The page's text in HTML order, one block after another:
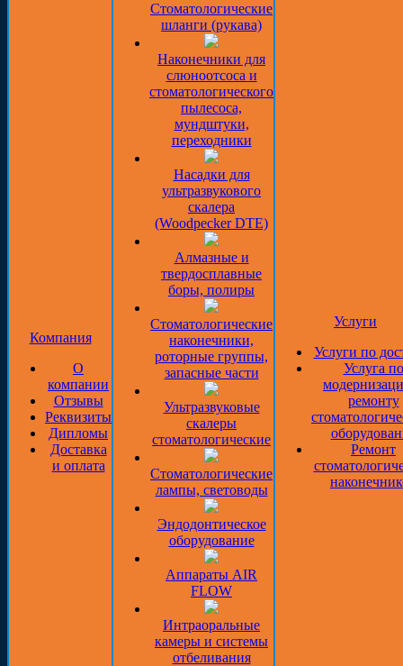
Компания
О
компании
Отзывы
Реквизиты
Дипломы
Доставка
и оплата
Стоматологические
шланги (рукава)
Наконечники для
слюноотсоса и
стоматологического
пылесоса,
мундштуки,
переходники
Насадки для
ультразвукового
скалера
(Woodpecker DTE)
Алмазные и
твердосплавные
боры, полиры
Стоматологические
наконечники,
роторные группы,
запасные части
Ультразвуковые
скалеры
стоматологические
Стоматологические
лампы, световоды
Эндодонтическое
оборудование
Аппараты AIR
FLOW
Интраоральные
камеры и системы
отбеливания
Услуги
Услуги по
Услуга по
ремонту
Ремонт